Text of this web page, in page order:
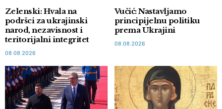
Zelenski: Hvala na
podršci za ukrajinski
narod, nezavisnost i
teritorijalni integritet
08.08.2026
Vučić: Nastavljamo
principijelnu politiku
prema Ukrajini
08.08.2026